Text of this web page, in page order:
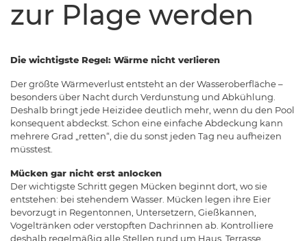
zur Plage werden
Die wichtigste Regel: Wärme nicht verlieren
Der größte Wärmeverlust entsteht an der Wasseroberfläche –
besonders über Nacht durch Verdunstung und Abkühlung.
Deshalb bringt jede Heizidee deutlich mehr, wenn du den Pool
konsequent abdeckst. Schon eine einfache Abdeckung kann
mehrere Grad „retten“, die du sonst jeden Tag neu aufheizen
müsstest.
Mücken gar nicht erst anlocken
Der wichtigste Schritt gegen Mücken beginnt dort, wo sie
entstehen: bei stehendem Wasser. Mücken legen ihre Eier
bevorzugt in Regentonnen, Untersetzern, Gießkannen,
Vogeltränken oder verstopften Dachrinnen ab. Kontrolliere
deshalb regelmäßig alle Stellen rund um Haus, Terrasse,